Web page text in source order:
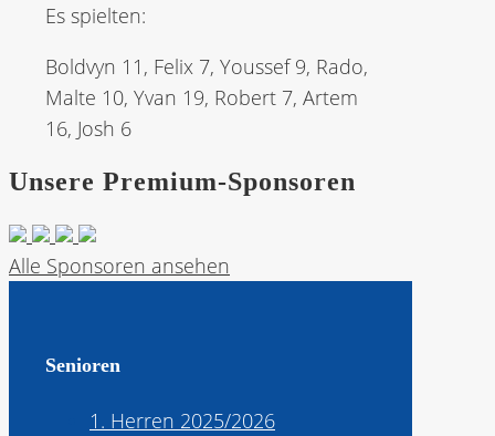
Es spielten:
Boldvyn 11, Felix 7, Youssef 9, Rado,
Malte 10, Yvan 19, Robert 7, Artem
16, Josh 6
Unsere Premium-Sponsoren
Alle Sponsoren ansehen
Senioren
1. Herren 2025/2026